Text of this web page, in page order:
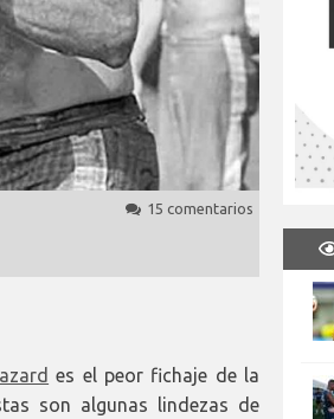
15 comentarios
es el peor fichaje de la
son algunas lindezas de